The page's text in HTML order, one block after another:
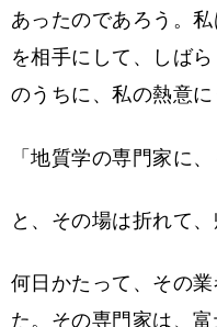
あったのであろう。
を相手にして、しば
のうちに、私の熱意に
「地質学の専門家に
と、その場は折れて、
何日かたって、その
た。その専門家は、